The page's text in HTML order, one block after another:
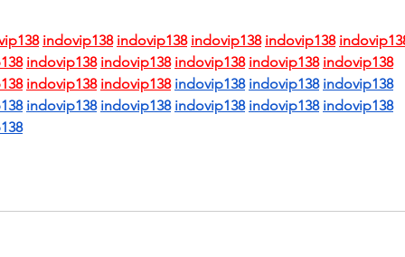
indovip138 indovip138 indovip138 indovip138
indovip138 indovip138 indovip138 indovip138 indovip138
indovip138 indovip138 indovip138 indovip138 indovip138
indovip138 indovip138 indovip138 indovip138 indovip138